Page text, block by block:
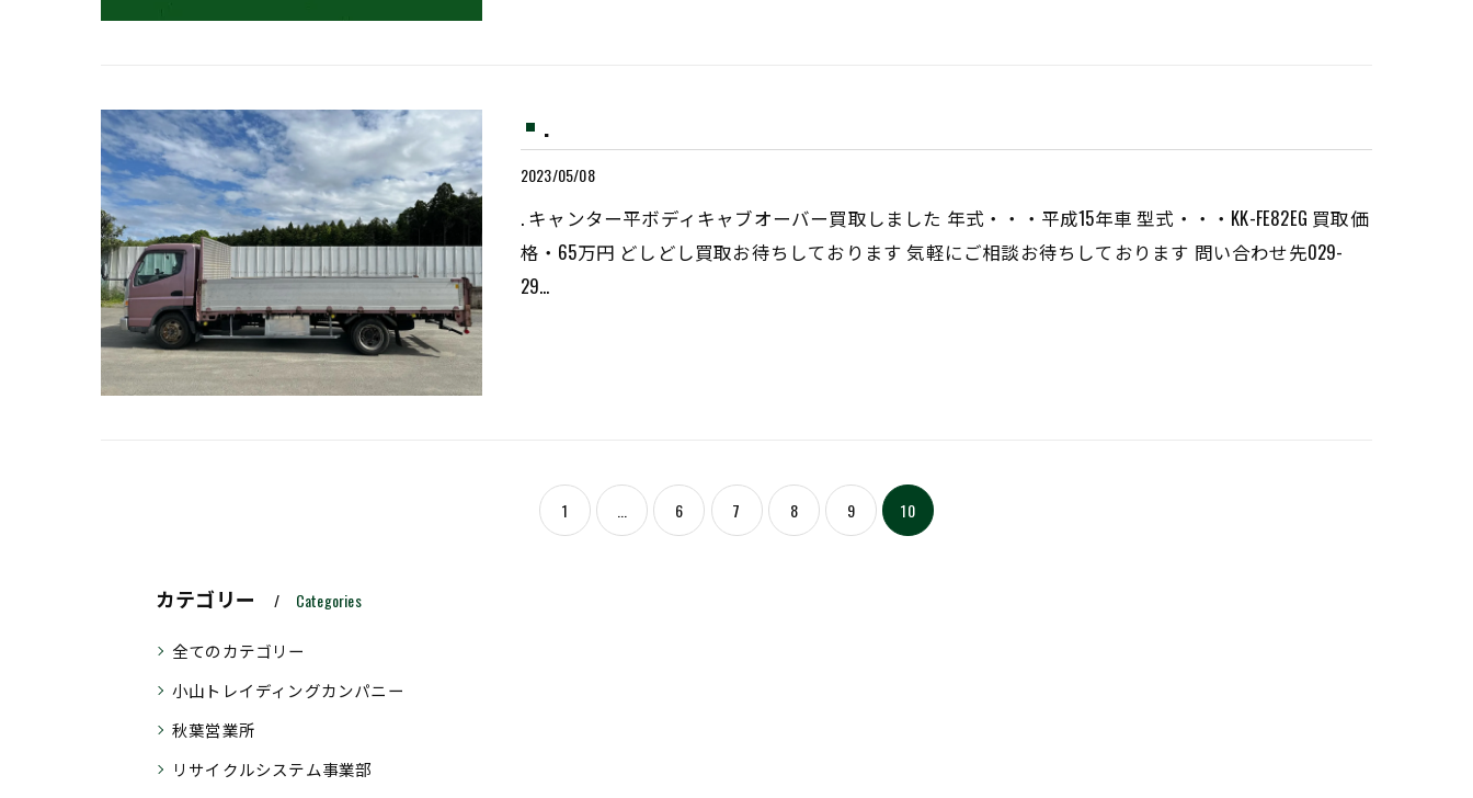
.
2023/05/08
. キャンター平ボディキャブオーバー買取しました 年式・・・平成15年車 型式・・・KK-FE82EG 買取価
格・65万円 どしどし買取お待ちしております 気軽にご相談お待ちしております 問い合わせ先029-
29…
1 6 7 8 9 10
カテゴリー Categories
全てのカテゴリー
小山トレイディングカンパニー
秋葉営業所
リサイクルシステム事業部